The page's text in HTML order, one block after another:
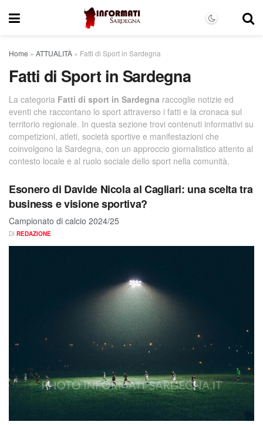
Home » ATTUALITÀ » Fatti di Sport in Sardegna
Fatti di Sport in Sardegna
La categoria Fatti di sport in Sardegna raccoglie notizie ed
eventi che raccontano lo sport attraverso i fatti e la cronaca sul
territorio regionale. In questa sezione trovi contenuti informativi su
competizioni, atleti, società sportive e manifestazioni che
coinvolgono la Sardegna, con un approccio giornalistico attento al
contesto locale e al ruolo sociale dello sport nella comunità.
Esonero di Davide Nicola al Cagliari: una scelta tra
business e visione sportiva?
Campionato di calcio 2024/25
DI REDAZIONE